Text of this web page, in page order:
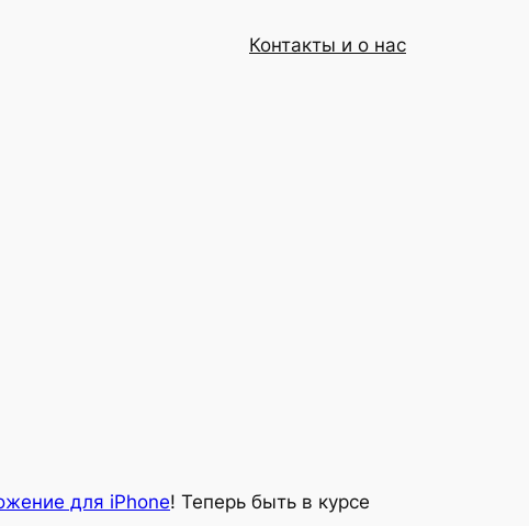
Контакты и о нас
для iPhone! Теперь быть в курсе